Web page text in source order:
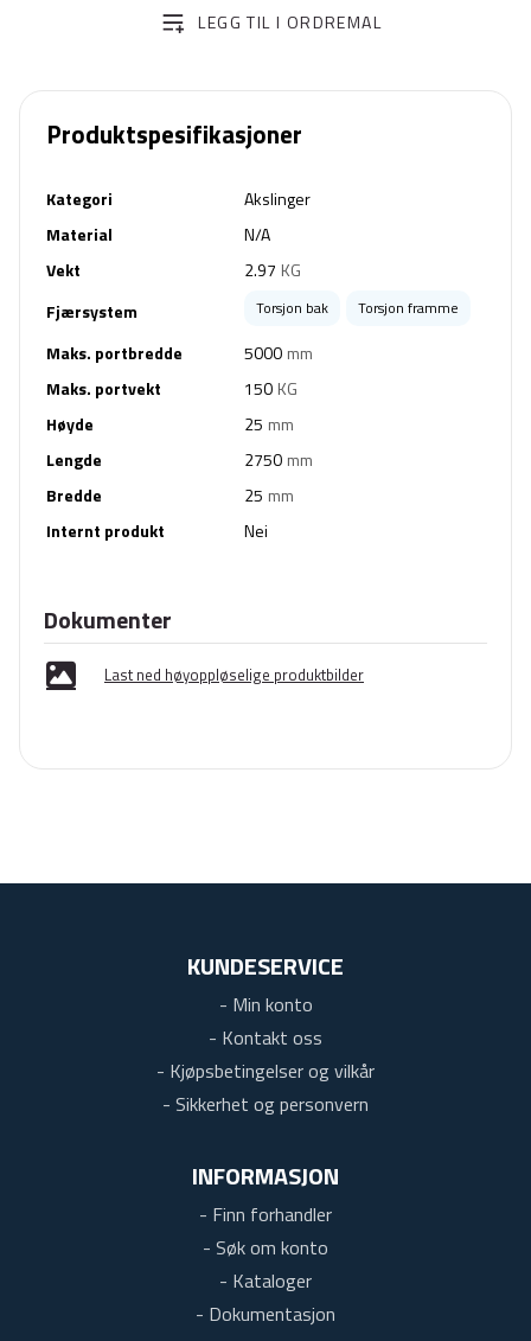
LEGG TIL I ORDREMAL
Produktspesifikasjoner
Kategori
Akslinger
Material
N/A
Vekt
2.97 KG
Fjærsystem
Torsjon bak Torsjon framme
Maks. portbredde 5000 mm
Maks. portvekt
150 KG
Høyde
25 mm
Lengde
2750 mm
Bredde
25 mm
Internt produkt
Nei
Dokumenter
Last ned høyoppløselige produktbilder
KUNDESERVICE
- Min konto
- Kontakt oss
- Kjøpsbetingelser og vilkår
- Sikkerhet og personvern
INFORMASJON
- Finn forhandler
- Søk om konto
- Kataloger
- Dokumentasjon